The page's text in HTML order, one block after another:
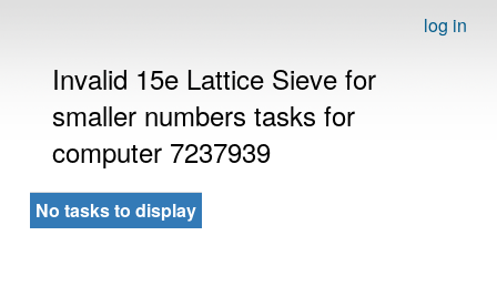
log in
Invalid 15e Lattice Sieve for
smaller numbers tasks for
computer 7237939
No tasks to display